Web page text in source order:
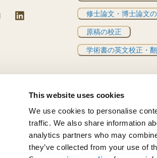
This website uses cookies
We use cookies to personalise
traffic. We also share information
analytics partners who may
they’ve collected from your use of
修士論文・博士論文
原稿の校正
学術書の英文校正・
安全性およびプライバシー保護利用規約